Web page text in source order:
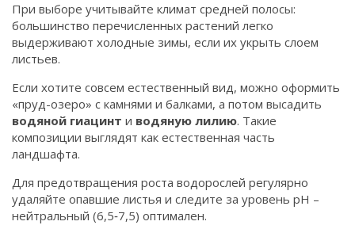
При выборе учитывайте климат средней полосы:
большинство перечисленных растений легко
выдерживают холодные зимы, если их укрыть слоем
листьев.
Если хотите совсем естественный вид, можно оформить
«пруд-озеро» с камнями и балками, а потом высадить
водяной гиацинт и водяную лилию. Такие
композиции выглядят как естественная часть
ландшафта.
Для предотвращения роста водорослей регулярно
удаляйте опавшие листья и следите за уровень pH –
нейтральный (6,5‑7,5) оптимален.